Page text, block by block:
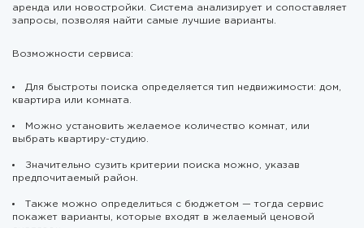
аренда или новостройки. Система анализирует и сопоставляет
запросы, позволяя найти самые лучшие варианты.
Возможности сервиса:
Для быстроты поиска определяется тип недвижимости: дом,
квартира или комната.
Можно установить желаемое количество комнат, или
выбрать квартиру-студию.
Значительно сузить критерии поиска можно, указав
предпочитаемый район.
Также можно определиться с бюджетом — тогда сервис
покажет варианты, которые входят в желаемый ценовой